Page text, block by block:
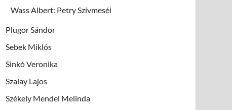
Wass Albert: Petry Szívmeséi
Plugor Sándor
Sebek Miklós
Sinkó Veronika
Szalay Lajos
Székely Mendel Melinda